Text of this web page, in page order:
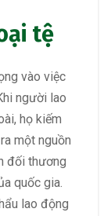
tệ
vào việc
người lao
họ kiếm
một nguồn
đối thương
quốc gia.
lao động